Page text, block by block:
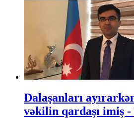
Dalaşanları
vəkilin qardaşı imiş -